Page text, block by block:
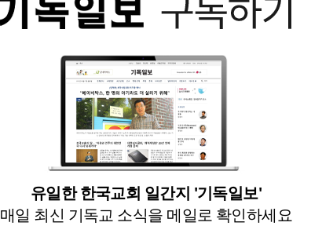
유일한 한국교회 일간지 '기독일보'
매일 최신 기독교 소식을 메일로 확인하세요
문화 도서 입력 2024. 09. 03 11:37
<9월, 작가들의 말말말>